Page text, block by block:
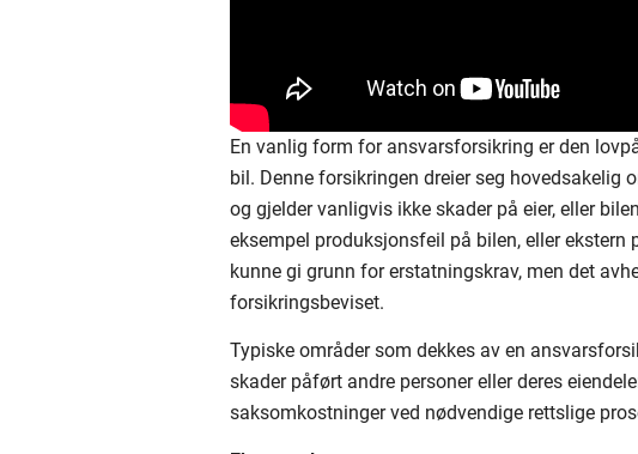
En vanlig form for ansvarsforsikring er den
bil. Denne forsikringen dreier seg hovedsakelig
og gjelder vanligvis ikke skader på eier, eller
eksempel produksjonsfeil på bilen, eller
kunne gi grunn for erstatningskrav, men det
forsikringsbeviset.
Typiske områder som dekkes av en
skader påført andre personer eller deres
saksomkostninger ved nødvendige rettslige